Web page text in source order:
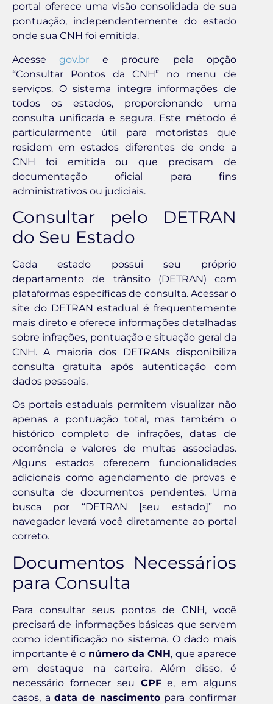
portal oferece uma visão consolidada de sua
pontuação, independentemente do estado
onde sua CNH foi emitida.
Acessegov.br e procure pela opção
“Consultar Pontos da CNH” no menu de
serviços. O sistema integra informações de
todos os estados, proporcionando uma
consulta unificada e segura. Este método é
particularmente útil para motoristas que
residem em estados diferentes de onde a
CNH foi emitida ou que precisam de
documentação oficial para fins
administrativos ou judiciais.
Consultar pelo DETRAN
do Seu Estado
Cada estado possui seu próprio
departamento de trânsito (DETRAN) com
plataformas específicas de consulta. Acessar o
site do DETRAN estadual é frequentemente
mais direto e oferece informações detalhadas
sobre infrações, pontuação e situação geral da
CNH. A maioria dos DETRANs disponibiliza
consulta gratuita após autenticação com
dados pessoais.
Os portais estaduais permitem visualizar não
apenas a pontuação total, mas também o
histórico completo de infrações, datas de
ocorrência e valores de multas associadas.
Alguns estados oferecem funcionalidades
adicionais como agendamento de provas e
consulta de documentos pendentes. Uma
busca por “DETRAN [seu estado]” no
navegador levará você diretamente ao portal
correto.
Documentos Necessários
para Consulta
Para consultar seus pontos de CNH, você
precisará de informações básicas que servem
como identificação no sistema. O dado mais
importante é o número da CNH, que aparece
em destaque na carteira. Além disso, é
necessário fornecer seu CPFe, em alguns
casos, adata de nascimentopara confirmar